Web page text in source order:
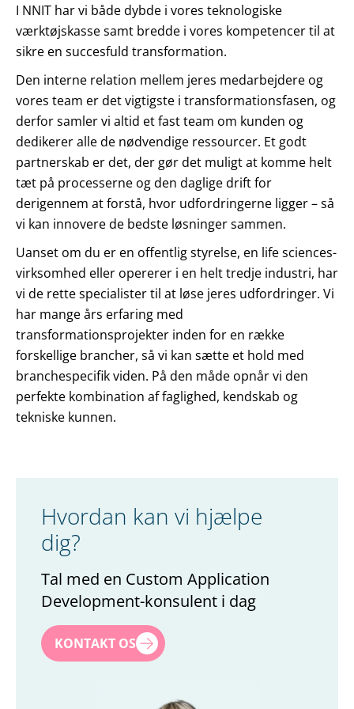
I NNIT har vi både dybde i vores teknologiske
værktøjskasse samt bredde i vores kompetencer til at
sikre en succesfuld transformation.
Den interne relation mellem jeres medarbejdere og
vores team er det vigtigste i transformationsfasen, og
derfor samler vi altid et fast team om kunden og
dedikerer alle de nødvendige ressourcer. Et godt
partnerskab er det, der gør det muligt at komme helt
tæt på processerne og den daglige drift for
derigennem at forstå, hvor udfordringerne ligger – så
vi kan innovere de bedste løsninger sammen.
Uanset om du er en offentlig styrelse, en life sciences-
virksomhed eller opererer i en helt tredje industri, har
vi de rette specialister til at løse jeres udfordringer. Vi
har mange års erfaring med
transformationsprojekter inden for en række
forskellige brancher, så vi kan sætte et hold med
branchespecifik viden. På den måde opnår vi den
perfekte kombination af faglighed, kendskab og
tekniske kunnen.
Hvordan kan vi hjælpe
dig?
Tal med en Custom Application
Development-konsulent i dag
Navn*
KONTAKT OS